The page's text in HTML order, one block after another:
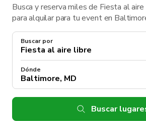
Busca y reserva miles de Fiesta al
para alquilar para tu event en
Buscar por
Dónde
Buscar